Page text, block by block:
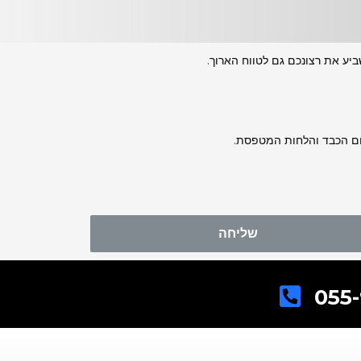
את רצונכם גם לטווח הארוך.
הכבד והלחות המטפסת.
שליחה